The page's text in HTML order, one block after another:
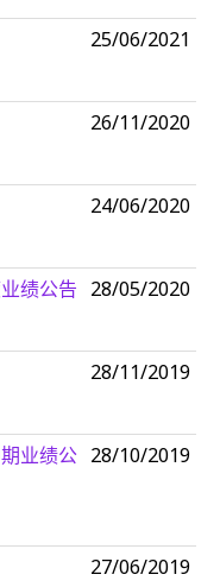
25/06/2021
26/11/2020
24/06/2020
绩公告 28/05/2020
28/11/2019
业绩公 28/10/2019
27/06/2019